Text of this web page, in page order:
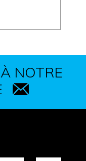
NOTRE